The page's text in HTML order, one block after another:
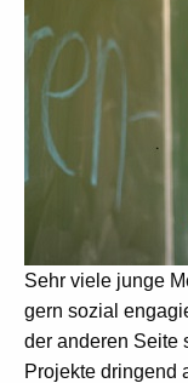
Sehr viele junge
gern sozial
der anderen Seite
Projekte dringend